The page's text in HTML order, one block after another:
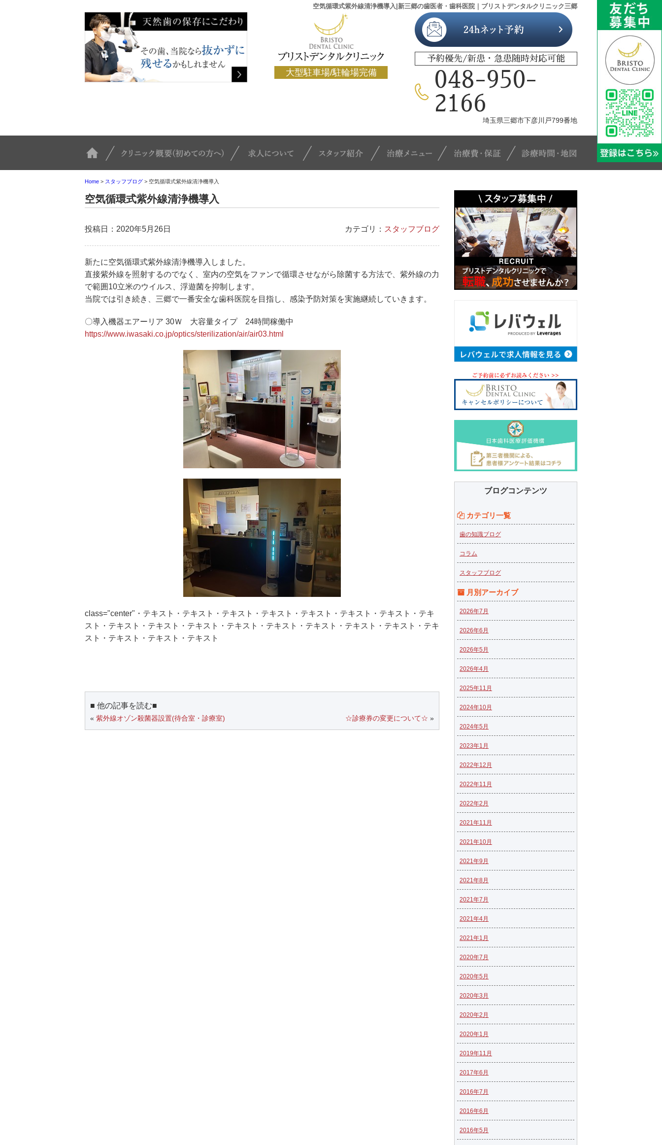
空気循環式紫外線清浄機導入|新三郷の歯医者・歯科医院｜ブリストデンタルクリニック三郷
大型駐車場/駐輪場完備
予約優先/新患・急患随時対応可能
048-950-
2166
埼玉県三郷市下彦川戸799番地
TOP クリニック概要(初めての方へ)
求人について スタッフ紹介 治療メニュー 治療費・保証 診療時間・地図
Home > スタッフブログ > 空気循環式紫外線清浄機導入
空気循環式紫外線清浄機導入
投稿日：2020年5月26日 カテゴリ： スタッフブログ
新たに空気循環式紫外線清浄機導入しました。
直接紫外線を照射するのでなく、室内の空気をファンで循環させながら除菌する方法で、紫外線の力
で範囲10立米のウイルス、浮遊菌を抑制します。
当院では引き続き、三郷で一番安全な歯科医院を目指し、感染予防対策を実施継続していきます。
〇導入機器エアーリア 30Ｗ 大容量タイプ 24時間稼働中
https://www.iwasaki.co.jp/optics/sterilization/air/air03.html
class="center"・テキスト・テキスト・テキスト・テキスト・テキスト・テキスト・テキスト・テキ
スト・テキスト・テキスト・テキスト・テキスト・テキスト・テキスト・テキスト・テキスト・テキ
スト・テキスト・テキスト・テキスト
■ 他の記事を読む■
« 紫外線オゾン殺菌器設置(待合室・診療室) ☆診療券の変更について☆ »
ブログコンテンツ
カテゴリ一覧
歯の知識ブログ
コラム
スタッフブログ
月別アーカイブ
2026年7月
2026年6月
2026年5月
2026年4月
2025年11月
2024年10月
2024年5月
2023年1月
2022年12月
2022年11月
2022年2月
2021年11月
2021年10月
2021年9月
2021年8月
2021年7月
2021年4月
2021年1月
2020年7月
2020年5月
2020年3月
2020年2月
2020年1月
2019年11月
2017年6月
2016年7月
2016年6月
2016年5月